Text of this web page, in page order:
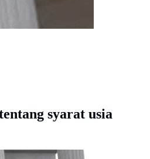
syarat usia